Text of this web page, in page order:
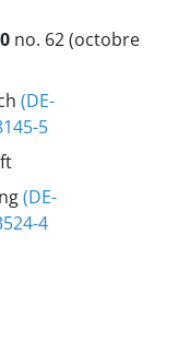
no. 62 (octobre
(DE-
5
(DE-
4